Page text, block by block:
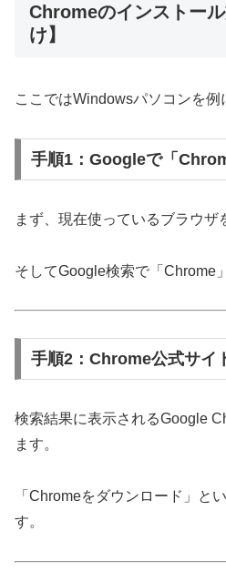
Chromeのインストー
け】
ここではWindowsパソコンを例
手順1：Googleで「
まず、現在使っているブラウザ
そしてGoogle検索で「Chrome
手順2：Chrome公式サイ
検索結果に表示されるGoogle
ます。
「Chromeをダウンロード」と
す。